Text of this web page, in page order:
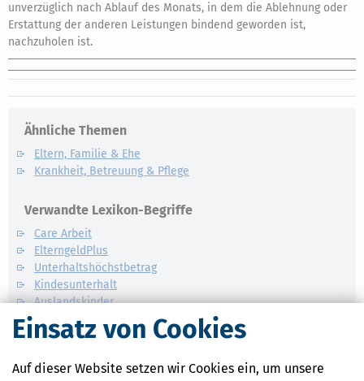
Einsatz von Cookies
Auf dieser Website setzen wir Cookies ein, um unsere
unverzüglich nach Ablauf des Monats, in dem die Ablehnung oder
Erstattung der anderen Leistungen bindend geworden ist,
nachzuholen ist.
Ähnliche Themen
Eltern, Familie & Ehe
Krankheit, Betreuung & Pflege
Verwandte Lexikon-Begriffe
Care Arbeit
ElterngeldPlus
Unterhaltshöchstbetrag
Kindesunterhalt
Auslandskinder